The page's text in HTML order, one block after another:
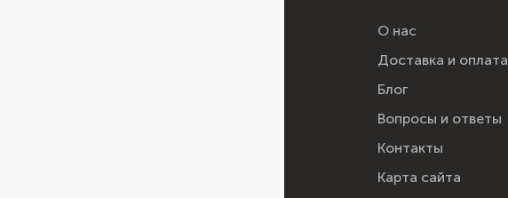
О нас
Доставка и оплата
Блог
Вопросы и ответы
Контакты
Карта сайта